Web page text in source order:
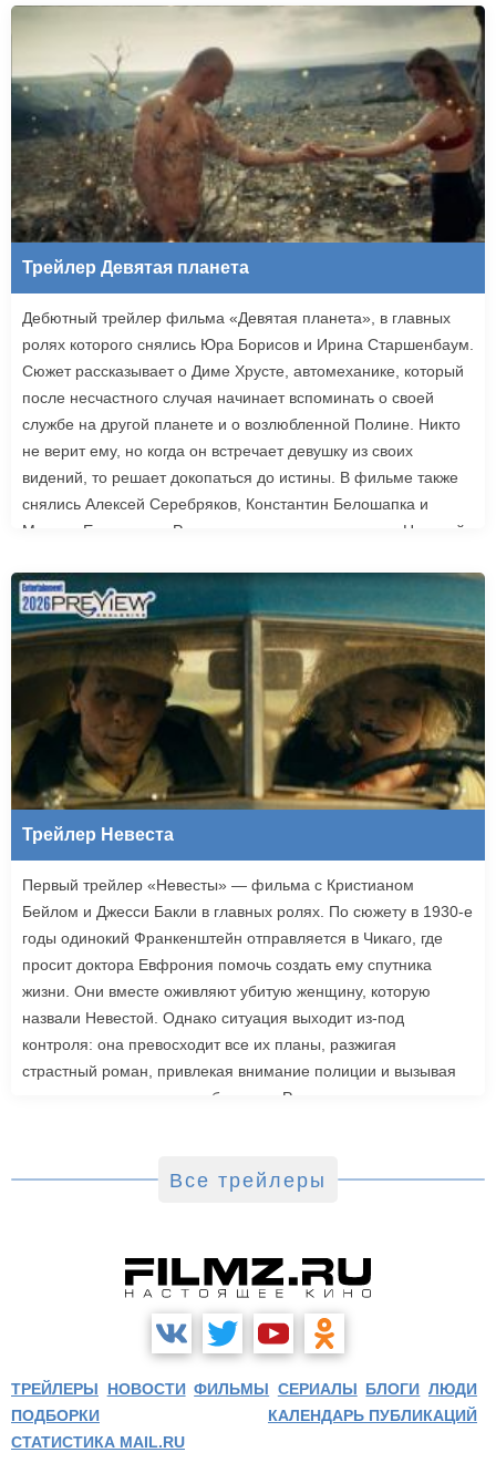
Трейлер Девятая планета
Дебютный трейлер фильма «Девятая планета», в главных
ролях которого снялись Юра Борисов и Ирина Старшенбаум.
Сюжет рассказывает о Диме Хрусте, автомеханике, который
после несчастного случая начинает вспоминать о своей
службе на другой планете и о возлюбленной Полине. Никто
не верит ему, но когда он встречает девушку из своих
видений, то решает докопаться до истины. В фильме также
снялись Алексей Серебряков, Константин Белошапка и
Максим Емельянов. Режиссером картины выступил Николай
«Девятой планеты» запланирована на 24 сентября.
Трейлер Невеста
Первый трейлер «Невесты» — фильма с Кристианом
Бейлом и Джесси Бакли в главных ролях. По сюжету в 1930-е
годы одинокий Франкенштейн отправляется в Чикаго, где
просит доктора Евфрония помочь создать ему спутника
жизни. Они вместе оживляют убитую женщину, которую
назвали Невестой. Однако ситуация выходит из-под
контроля: она превосходит все их планы, разжигая
страстный роман, привлекая внимание полиции и вызывая
радикальную реакцию в обществе. Роли также исполнили
выйдет в зарубежный прокат 6 марта.
Все трейлеры
ТРЕЙЛЕРЫ НОВОСТИ ФИЛЬМЫ СЕРИАЛЫ БЛОГИ ЛЮДИ
ПОДБОРКИ
КАЛЕНДАРЬ ПУБЛИКАЦИЙ
СТАТИСТИКА MAIL.RU